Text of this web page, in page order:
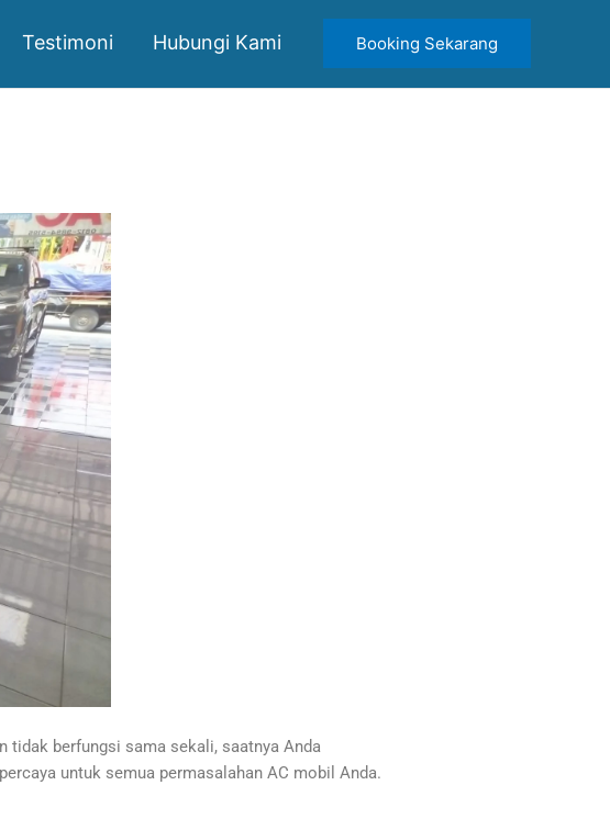
Testimoni Hubungi Kami Booking Sekarang
tidak berfungsi sama sekali, saatnya Anda
untuk semua permasalahan AC mobil Anda.